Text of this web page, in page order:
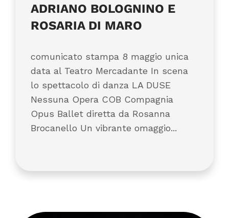
ADRIANO BOLOGNINO E
ROSARIA DI MARO
comunicato stampa 8 maggio unica
data al Teatro Mercadante In scena
lo spettacolo di danza LA DUSE
Nessuna Opera COB Compagnia
Opus Ballet diretta da Rosanna
Brocanello Un vibrante omaggio...